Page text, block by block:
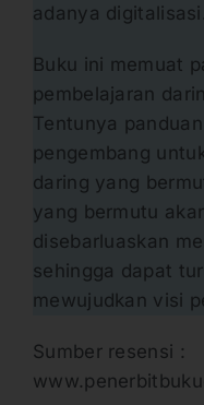
adanya digitalisasi.
Buku ini memuat
pembelajaran
Tentunya
pengembang
daring yang
yang bermutu
disebarluaskan
sehingga dapat
mewujudkan visi
Sumber resensi :